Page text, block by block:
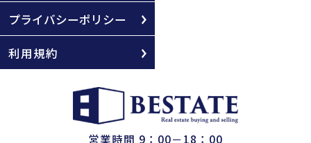
プライバシーポリシー
利用規約
営業時間 9：00－18：00